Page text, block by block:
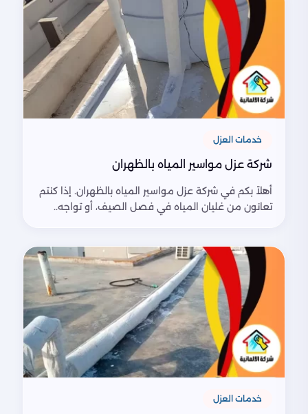
خدمات العزل
شركة عزل مواسير المياه بالظهران
أهلاً بكم في شركة عزل مواسير المياه بالظهران. إذا كنتم
تعانون من غليان المياه في فصل الصيف، أو تواجه..
خدمات العزل